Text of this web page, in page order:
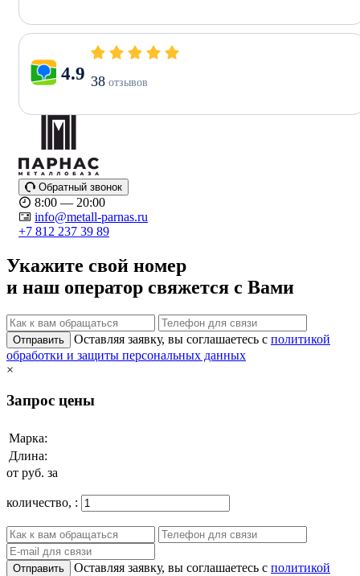
4.9 38 отзывов
Обратный звонок
8:00 — 20:00
info@metall-parnas.ru
+7 812 237 39 89
Укажите свой номер
и наш оператор свяжется с Вами
Отправить Оставляя заявку, вы соглашаетесь с политикой
обработки и защиты персональных данных
×
Запрос цены
Марка:
Длина:
от руб. за
количество, :
Отправить Оставляя заявку, вы соглашаетесь с политикой